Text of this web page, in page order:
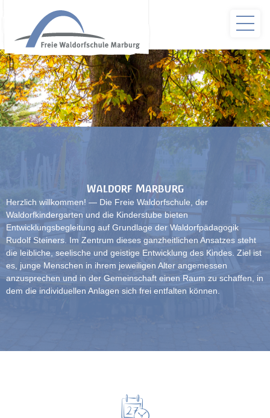
Waldorf Marburg
Herzlich willkommen! — Die Freie Waldorfschule, der
Waldorfkindergarten und die Kinderstube bieten
Entwicklungsbegleitung auf Grundlage der Waldorfpädagogik
Rudolf Steiners. Im Zentrum dieses ganzheitlichen Ansatzes steht
die leibliche, seelische und geistige Entwicklung des Kindes. Ziel ist
es, junge Menschen in ihrem jeweiligen Alter angemessen
anzusprechen und in der Gemeinschaft einen Raum zu schaffen, in
dem die individuellen Anlagen sich frei entfalten können.